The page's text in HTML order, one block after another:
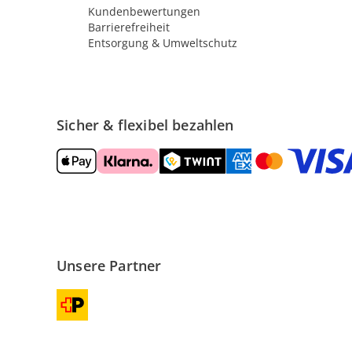
Kundenbewertungen
Barrierefreiheit
Entsorgung & Umweltschutz
Sicher & flexibel bezahlen
Unsere Partner